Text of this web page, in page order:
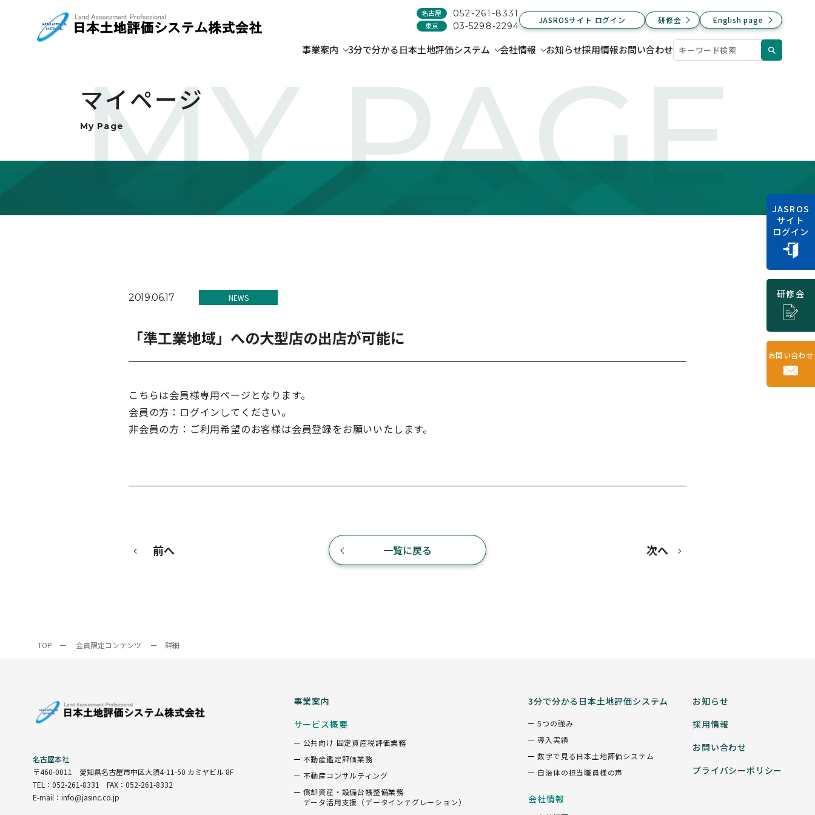
名古屋 052-261-8331
東京 03-5298-2294
JASROSサイト ログイン 研修会 English page
事業案内 3分で分かる日本土地評価システム 会社情報 お知らせ採用情報お問い合わせ
JASROS
サイト
ログイン
研修会
お問い合わせ
MY PAGE
マイページ
My Page
2019.06.17 NEWS
「準工業地域」への大型店の出店が可能に
こちらは会員様専用ページとなります。
会員の方：ログインしてください。
非会員の方：ご利用希望のお客様は会員登録をお願いいたします。
前へ 一覧に戻る 次へ
TOP ー 会員限定コンテンツ ー 詳細
名古屋本社
〒460-0011 愛知県名古屋市中区大須4-11-50 カミヤビル 8F
TEL：052-261-8331 FAX：052-261-8332
E-mail：info@jasinc.co.jp
事業案内
サービス概要
公共向け 固定資産税評価業務
不動産鑑定評価業務
不動産コンサルティング
償却資産・設備台帳整備業務
データ活用支援（データインテグレーション）
3分で分かる日本土地評価システム
5つの強み
導入実績
数字で見る日本土地評価システム
自治体の担当職員様の声
会社情報
お知らせ
採用情報
お問い合わせ
プライバシーポリシー